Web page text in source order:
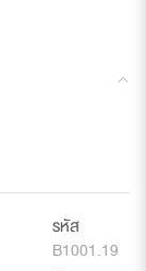
รหัส
B1001.19